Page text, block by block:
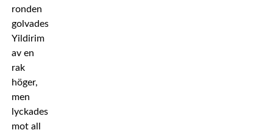
ronden
golvades
Yildirim
av en
rak
höger,
men
lyckades
mot all